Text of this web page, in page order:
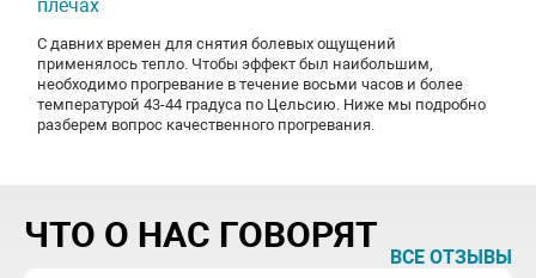
плечах
С давних времен для снятия болевых ощущений
применялось тепло. Чтобы эффект был наибольшим,
необходимо прогревание в течение восьми часов и более
температурой 43-44 градуса по Цельсию. Ниже мы подробно
разберем вопрос качественного прогревания.
ЧТО О НАС ГОВОРЯТ
ВСЕ ОТЗЫВЫ